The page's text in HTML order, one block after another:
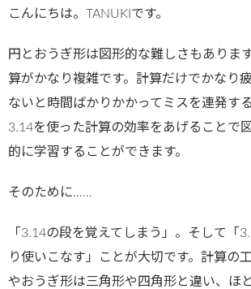
こんにちは。TANUKIです。
円とおうぎ形は図形的な難しさもありま
算がかなり複雑です。計算だけでかなり
ないと時間ばかりかかってミスを連発す
3.14を使った計算の効率をあげることで
的に学習することができます。
そのために……
「3.14の段を覚えてしまう」。そして「
り使いこなす」ことが大切です。計算の
やおうぎ形は三角形や四角形と違い、ほ